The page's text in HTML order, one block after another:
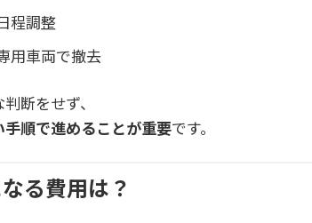
程調整
用車両で撤去
断をせず、
手順で進めることが重要です。
る費用は？